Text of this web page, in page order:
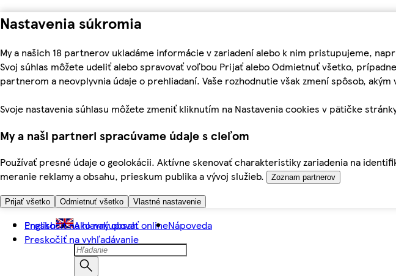
Nastavenia súkromia
My a našich 18 partnerov ukladáme informácie v zariadení alebo k nim pristupujeme,
Svoj súhlas môžete udeliť alebo spravovať voľbou Prijať alebo Odmietnuť všetko,
partnerom a neovplyvnia údaje o prehliadaní. Vaše rozhodnutie však zmení spôsob,
Svoje nastavenia súhlasu môžete zmeniť kliknutím na Nastavenia cookies v pätičke
My a naši partneri spracúvame údaje s cieľom
Používať presné údaje o geolokácii. Aktívne skenovať charakteristiky zariadenia na
meranie reklamy a obsahu, prieskum publika a vývoj služieb.
Zoznam partnerov
Prijať všetko Odmietnuť všetko Vlastné nastavenie
Preskočiť na hlavný obsah
Preskočiť na vyhľadávanie
English Ako nakupovať onlineNápoveda